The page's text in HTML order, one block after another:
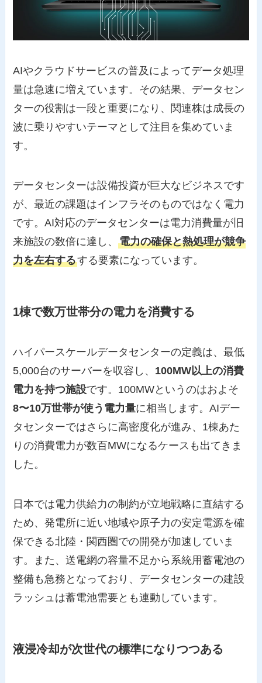
AIやクラウドサービスの普及によってデータ処理
量は急速に増えています。その結果、データセン
ターの役割は一段と重要になり、関連株は成長の
波に乗りやすいテーマとして注目を集めていま
す。
データセンターは設備投資が巨大なビジネスです
が、最近の課題はインフラそのものではなく電力
です。AI対応のデータセンターは電力消費量が旧
来施設の数倍に達し、電力の確保と熱処理が競争
力を左右するする要素になっています。
1棟で数万世帯分の電力を消費する
ハイパースケールデータセンターの定義は、最低
5,000台のサーバーを収容し、 100MW以上の消費
電力を持つ施設です。100MWというのはおよそ
8〜10万世帯が使う電力量に相当します。AIデー
タセンターではさらに高密度化が進み、1棟あた
りの消費電力が数百MWになるケースも出てきま
した。
日本では電力供給力の制約が立地戦略に直結する
ため、発電所に近い地域や原子力の安定電源を確
保できる北陸・関西圏での開発が加速していま
す。また、送電網の容量不足から系統用蓄電池の
整備も急務となっており、データセンターの建設
ラッシュは蓄電池需要とも連動しています。
液浸冷却が次世代の標準になりつつある